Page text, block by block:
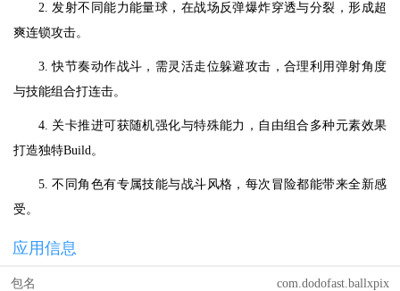
2. 发射不同能力能量球，在战场反弹爆炸穿透与分裂，形成超
爽连锁攻击。
3. 快节奏动作战斗，需灵活走位躲避攻击，合理利用弹射角度
与技能组合打连击。
4. 关卡推进可获随机强化与特殊能力，自由组合多种元素效果
打造独特Build。
5. 不同角色有专属技能与战斗风格，每次冒险都能带来全新感
受。
应用信息
包名 com.dodofast.ballxpix